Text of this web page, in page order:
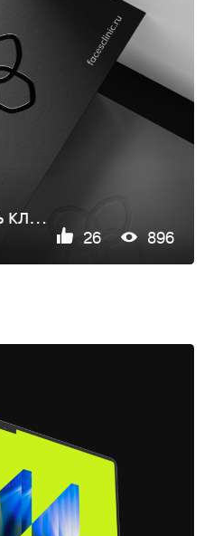
Фирменный стиль клиники эстетической медицины Faces
26 896